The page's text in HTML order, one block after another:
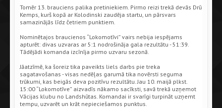
Tomēr 13. brauciens palika pretiniekiem. Pirmo reizi trekā devās Drū
Kemps, kurš kopā ar Kolodinski zaudēja startu, un pārsvars
samazinājās līdz četriem punktiem.
Nominētajos braucienos “Lokomotīvi” vairs nebija iespējams
apturēt: divas uzvaras ar 5:1 nodrošināja gala rezultātu - 51:39.
Tādējādi komanda izcīnīja pirmo uzvaru sezonā.
Jāatzīmē, ka šoreiz tika paveikts liels darbs pie treka
sagatavošanas - visas nedēļas garumā tika novērsti seguma
trūkumi, kas beigās deva pozitīvu rezultātu. Jau 10. maijā plkst.
15:00 “Lokomotīve” aizvadīs nākamo sacīksti, savā trekā uzņemot
Vācijas klubu no Landshūtas. Komandai ir svarīgi turpināt uzņemt
tempu, uzvarēt un krāt nepieciešamos punktus.